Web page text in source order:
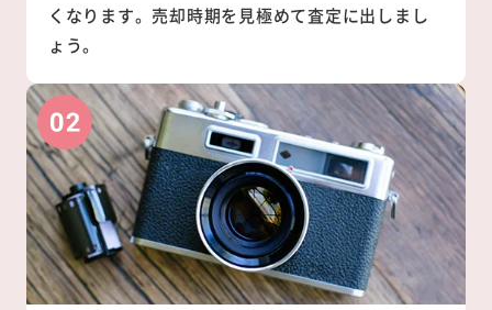
くなります。売却時期を見極めて査定に出しまし
ょう。